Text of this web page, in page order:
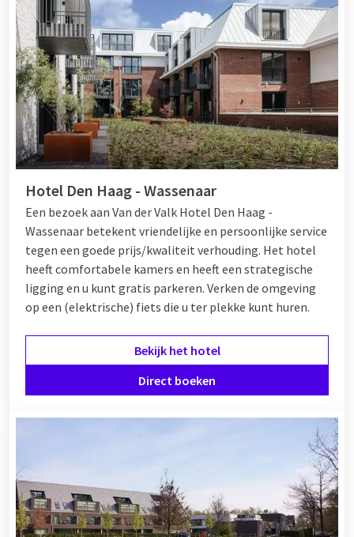
Hotel Den Haag - Wassenaar
Een bezoek aan Van der Valk Hotel Den Haag -
Wassenaar betekent vriendelijke en persoonlijke service
tegen een goede prijs/kwaliteit verhouding. Het hotel
heeft comfortabele kamers en heeft een strategische
ligging en u kunt gratis parkeren. Verken de omgeving
op een (elektrische) fiets die u ter plekke kunt huren.
Bekijk het hotel
Direct boeken